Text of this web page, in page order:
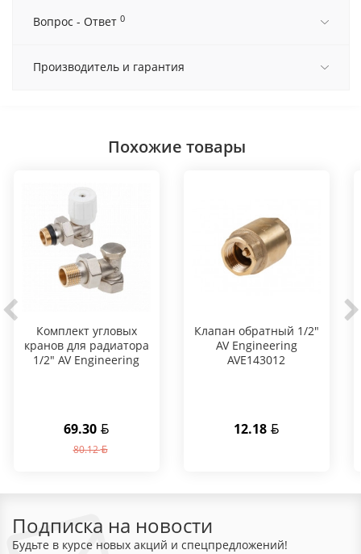
Вопрос - Ответ 0
Производитель и гарантия
Похожие товары
Комплект угловых
кранов для радиатора
1/2" AV Engineering
69.30
80.12
Клапан обратный 1/2"
AV Engineering
AVE143012
12.18
Подписка на новости
Будьте в курсе новых акций и спецпредложений!